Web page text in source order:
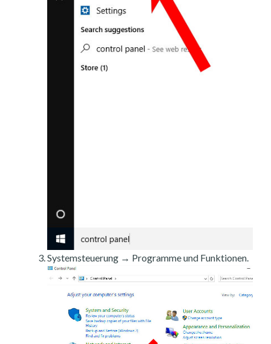
Systemsteuerung → Programme und Funktionen.